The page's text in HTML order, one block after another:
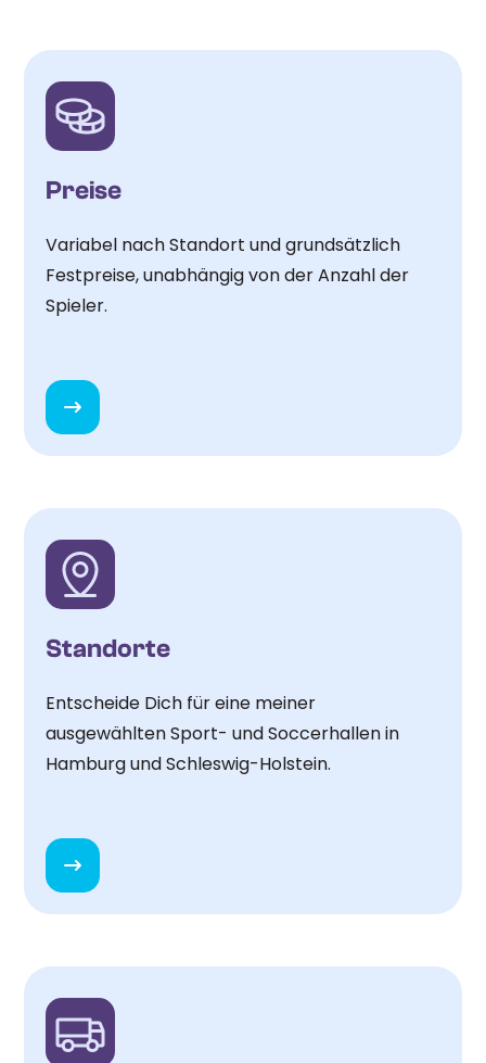
Preise
Variabel nach Standort und grundsätzlich
Festpreise, unabhängig von der Anzahl der
Spieler.
Standorte
Entscheide Dich für eine meiner
ausgewählten Sport- und Soccerhallen in
Hamburg und Schleswig-Holstein.